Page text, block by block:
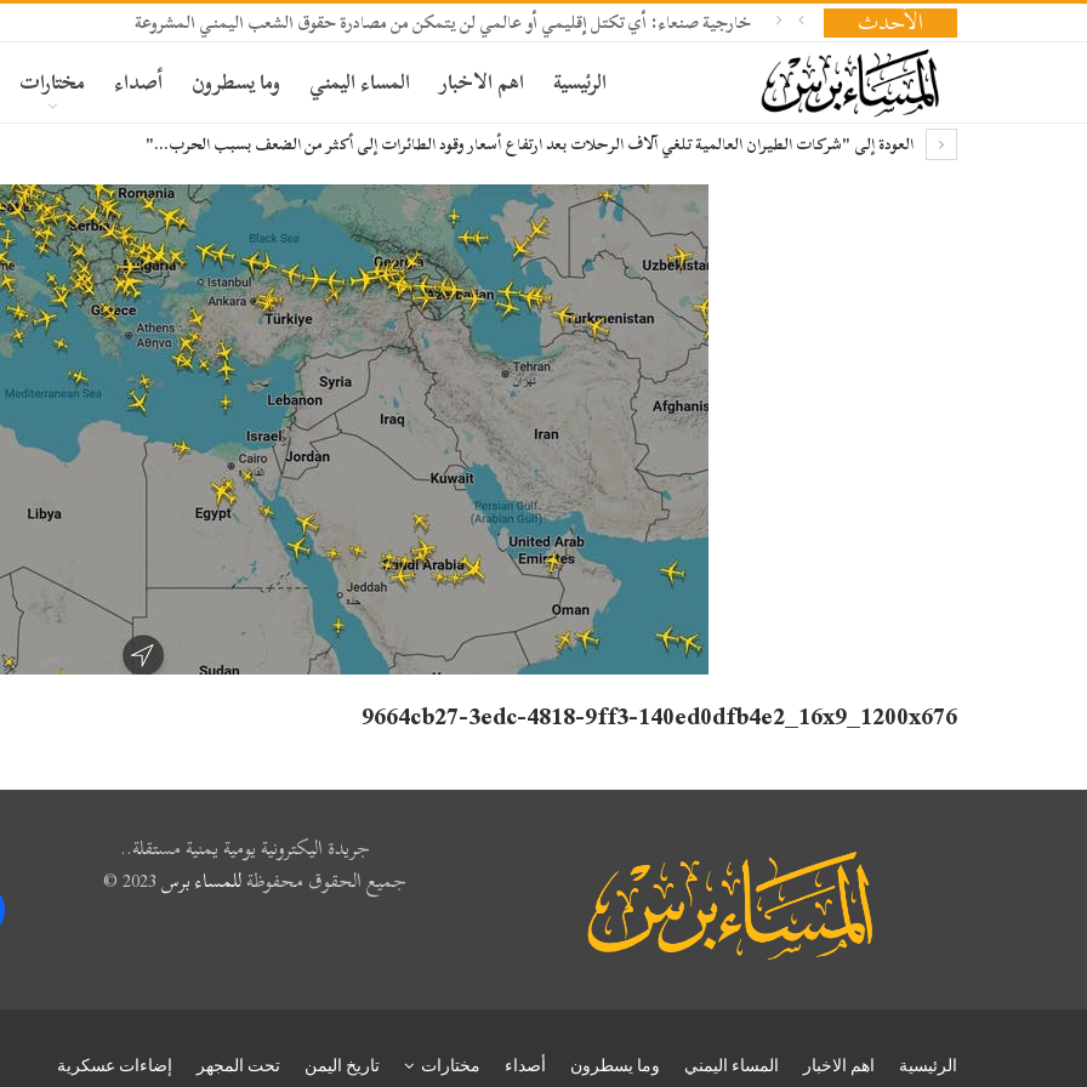
الأحدث خارجية صنعاء: أي تكتل إقليمي أو عالمي لن يتمكن من مصادرة حقوق الشعب اليمني المشروعة
الرئيسية اهم الاخبار المساء اليمني وما يسطرون أصداء مختارات
العودة إلى "شركات الطيران العالمية تلغي آلاف الرحلات بعد ارتفاع أسعار وقود الطائرات إلى أكثر من الضعف بسبب الحرب…"
9664cb27-3edc-4818-9ff3-140ed0dfb4e2_16x9_1200x676
جريدة اليكترونية يومية يمنية مستقلة..
جميع الحقوق محفوظةللمساء برس
الرئيسية اهم الاخبار المساء اليمني وما يسطرون أصداء مختارات تاريخ اليمن تحت المجهر إضاءات عسكرية